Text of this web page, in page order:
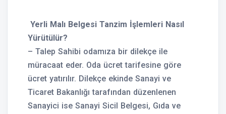
Yerli Malı Belgesi Tanzim İşlemleri Nasıl
Yürütülür?
– Talep Sahibi odamıza bir dilekçe ile
müracaat eder. Oda ücret tarifesine göre
ücret yatırılır. Dilekçe ekinde Sanayi ve
Ticaret Bakanlığı tarafından düzenlenen
Sanayici ise Sanayi Sicil Belgesi, Gıda ve